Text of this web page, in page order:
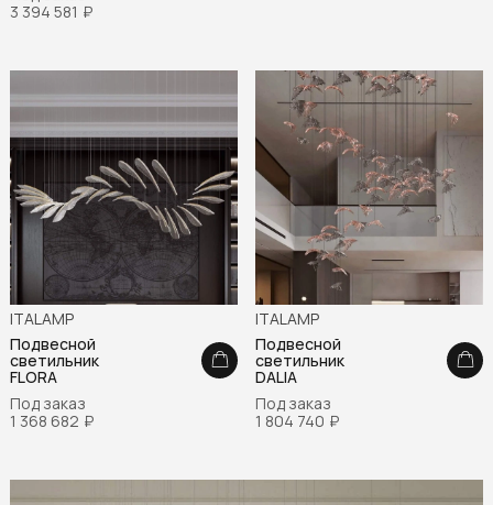
3 394 581 ₽
ITALAMP
Подвесной
светильник
FLORA
Под заказ
1 368 682 ₽
ITALAMP
Подвесной
светильник
DALIA
Под заказ
1 804 740 ₽